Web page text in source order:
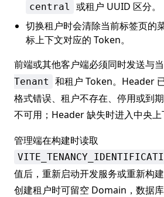
central
或租户 UUID 区分。
切换租户时会清除当前标签页的
标上下文对应的 Token。
前端或其他客户端必须同时发送与
Tenant
和租户 Token。Header
格式错误、租户不存在、停用或到
不可用；Header 缺失时进入中央上
管理端在构建时读取
值后，重新启动开发服务或重新构
创建租户时可留空 Domain，数据